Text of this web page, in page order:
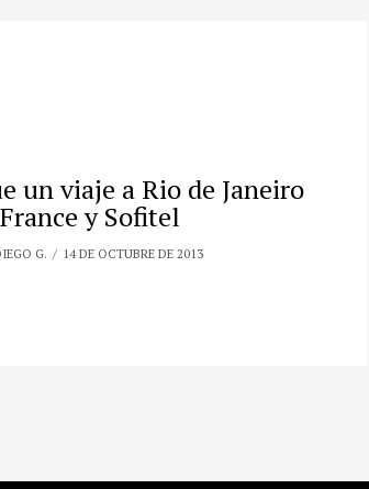
un viaje a Rio de Janeiro
y Sofitel
G. 14 DE OCTUBRE DE 2013